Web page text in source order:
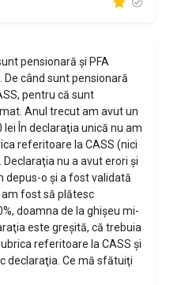
pensionară şi PFA
când sunt pensionară
pentru că sunt
Anul trecut am avut un
În declaraţia unică nu am
referitoare la CASS (nici
nu a avut erori şi
depus-o şi a fost validată
am fost să plătesc
doamna de la ghişeu mi-
este greşită, că trebuia
referitoare la CASS şi
declaraţia. Ce mă sfătuiţi